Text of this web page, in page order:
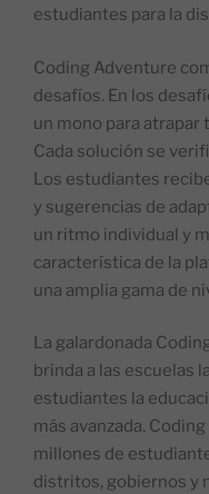
estudiantes para la
Coding Adventure
desafíos. En los
un mono para atrapar
Cada solución se
Los estudiantes
y sugerencias de
un ritmo individual y
característica de la
una amplia gama de
La galardonada
brinda a las escuelas
estudiantes la
más avanzada.
millones de
distritos, gobiernos y